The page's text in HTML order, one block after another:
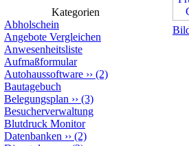
Kategorien
Abholschein
Angebote Vergleichen
Anwesenheitsliste
Aufmaßformular
Autohaussoftware ›› (2)
Bautagebuch
Belegungsplan ›› (3)
Besucherverwaltung
Blutdruck Monitor
Datenbanken ›› (2)